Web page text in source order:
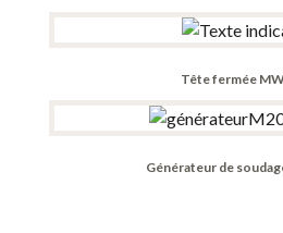
Tête fermée
Générateur de